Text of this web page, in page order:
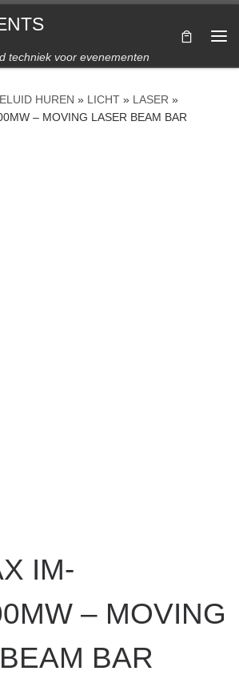
techniek voor evenementen
HUREN » LICHT » LASER »
– MOVING LASER BEAM BAR
IM-
– MOVING
BAR